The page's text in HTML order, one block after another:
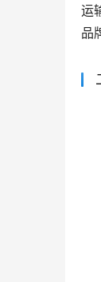
运
品